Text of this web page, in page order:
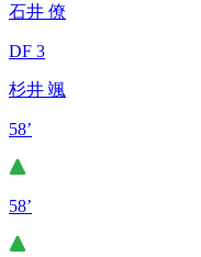
石井 僚
DF 3
杉井 颯
58’
58’